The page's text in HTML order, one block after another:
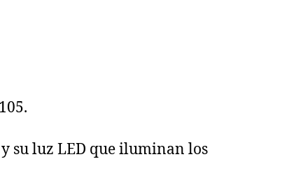
su luz LED que iluminan los